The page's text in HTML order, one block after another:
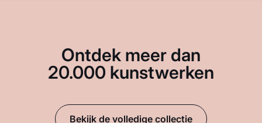
Ontdek meer dan
20.000 kunstwerken
Bekijk de volledige collectie